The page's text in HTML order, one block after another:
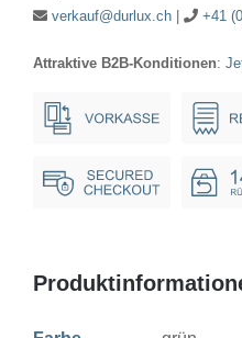
grün*
verkauf@durlux.ch| +41
Attraktive B2B-Konditionen: